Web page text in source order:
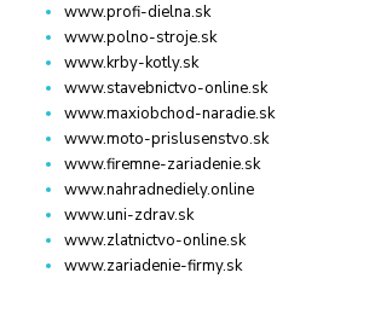
www.profi-dielna.sk
www.polno-stroje.sk
www.krby-kotly.sk
www.stavebnictvo-online.sk
www.maxiobchod-naradie.sk
www.moto-prislusenstvo.sk
www.firemne-zariadenie.sk
www.nahradnediely.online
www.uni-zdrav.sk
www.zlatnictvo-online.sk
www.zariadenie-firmy.sk